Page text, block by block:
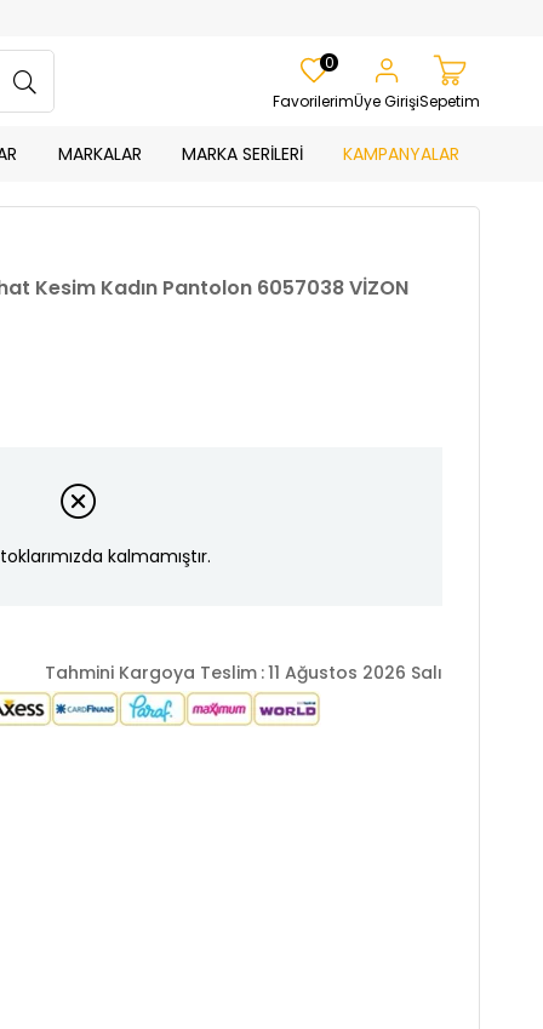
Favorilerim
0
Üye GirişiSepetim
MARKALAR MARKA SERİLERİ KAMPANYALAR
Kesim Kadın Pantolon 6057038 VİZON
kalmamıştır.
Tahmini Kargoya Teslim :11 Ağustos 2026 Salı